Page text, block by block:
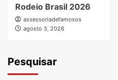
Rodeio Brasil 2026
assessoriadefamosos
agosto 3, 2026
Pesquisar